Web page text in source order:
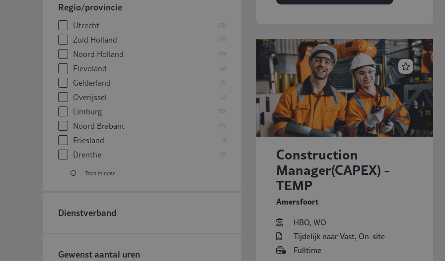
Regio/provincie
Utrecht 18
Zuid Holland 17
Noord Holland 39
Flevoland 2
Gelderland 8
Overijssel 2
Limburg 10
Noord Brabant 10
Friesland 1
Drenthe 2
Toon minder
Dienstverband
Gewenst aantal uren
Construction
Manager(CAPEX) -
TEMP
Amersfoort
HBO, WO
Tijdelijk naar Vast, On-site
Fulltime